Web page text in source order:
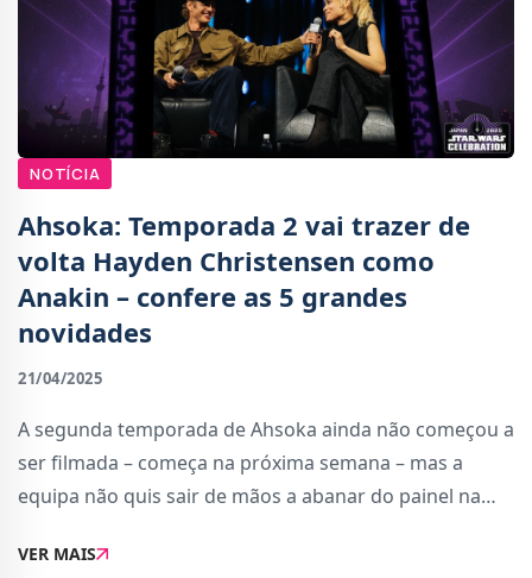
NOTÍCIA
Ahsoka: Temporada 2 vai trazer de
volta Hayden Christensen como
Anakin – confere as 5 grandes
novidades
21/04/2025
A segunda temporada de Ahsoka ainda não começou a
ser filmada – começa na próxima semana – mas a
equipa não quis sair de mãos a abanar do painel na
fim-de-semana e onde foram reveladas out
VER MAIS